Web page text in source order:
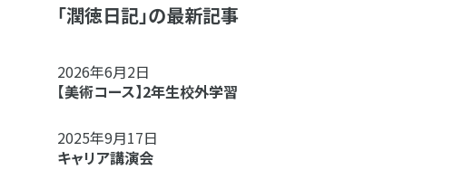
「潤徳日記」の最新記事
2026年6月2日
【美術コース】2年生校外学習
2025年9月17日
キャリア講演会